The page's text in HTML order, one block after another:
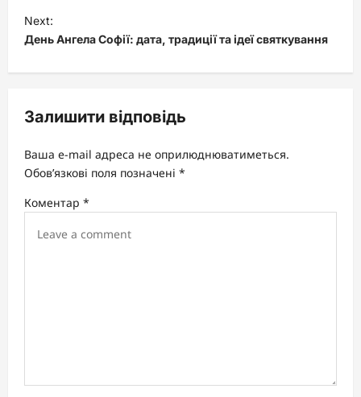
s
t
v
g
t
Next:
День Ангела Софії: дата, традиції та ідеї святкування
Залишити відповідь
Ваша e-mail адреса не оприлюднюватиметься.
Обов’язкові поля позначені *
Коментар *